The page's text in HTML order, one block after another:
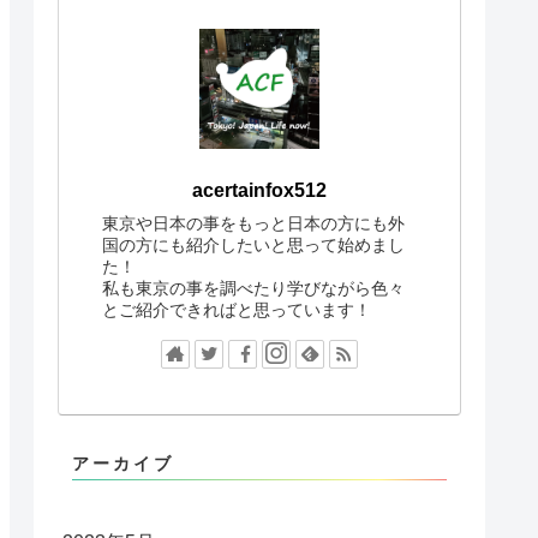
acertainfox512
東京や日本の事をもっと日本の方にも外
国の方にも紹介したいと思って始めまし
た！
私も東京の事を調べたり学びながら色々
とご紹介できればと思っています！
アーカイブ